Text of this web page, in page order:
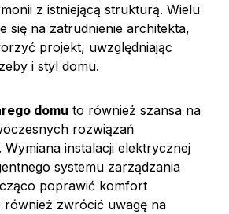
z istniejącą strukturą. Wielu
się na zatrudnienie architekta,
projekt, uwzględniając
i styl domu.
domu to również szansa na
rozwiązań
instalacji elektrycznej
systemu zarządzania
poprawić komfort
również zwrócić uwagę na